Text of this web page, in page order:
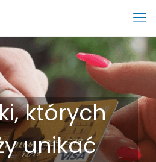
których
unikać